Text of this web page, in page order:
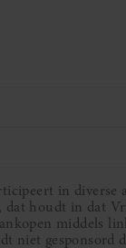
in diverse
dat houdt in dat
middels
niet gesponsord